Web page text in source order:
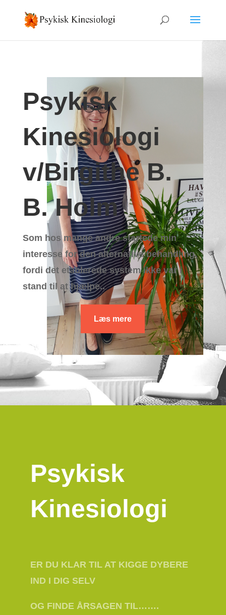
Psykisk
Kinesiologi
v/Birgithe B.
B. Holm
Som hos mange andre startede min
interesse for den alternative behandling,
fordi det etablerede system ikke var i
stand til at hjælpe..
Læs mere
Psykisk
Kinesiologi
ER DU KLAR TIL AT KIGGE DYBERE
IND I DIG SELV
OG FINDE ÅRSAGEN TIL…….